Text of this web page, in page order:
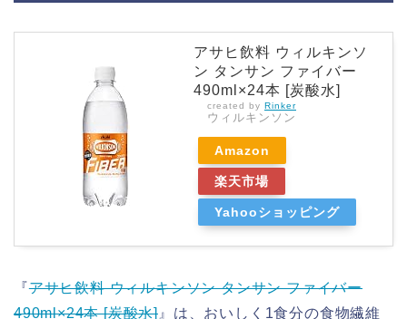
アサヒ飲料 ウィルキンソ
ン タンサン ファイバー
490ml×24本 [炭酸水]
created by Rinker
ウィルキンソン
Amazon
楽天市場
Yahooショッピング
『アサヒ飲料 ウィルキンソン タンサン ファイバー
490ml×24本 [炭酸水] 』は、おいしく1食分の食物繊維